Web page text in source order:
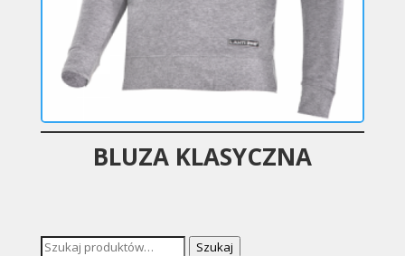
BLUZA KLASYCZNA
Szukaj: Szukaj